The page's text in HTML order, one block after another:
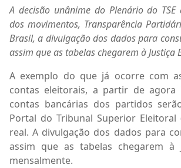
A decisão unânime do Plenário do
dos movimentos, Transparência
Brasil, a divulgação dos dados para
assim que as tabelas chegarem à Justiça
A exemplo do que já ocorre com
contas eleitorais, a partir de agora
contas bancárias dos partidos
Portal do Tribunal Superior Eleitoral
real. A divulgação dos dados para
assim que as tabelas chegarem à
mensalmente.